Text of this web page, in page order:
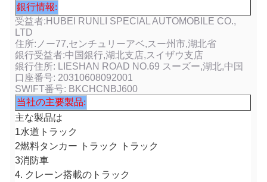
銀行情報:
受益者:HUBEI RUNLI SPECIAL AUTOMOBILE CO.,
LTD
住所:ノー77,センチュリーアベ,スー州市,湖北省
銀行受益者:中国銀行,湖北支店,スイザウ支店
銀行住所: LIESHAN ROAD NO.69 スーズー,湖北,中国
口座番号: 20310608092001
SWIFT番号: BKCHCNBJ600
当社の主要製品:
主な製品は
1水道トラック
2燃料タンカー トラック トラック
3消防車
4. クレーン搭載のトラック